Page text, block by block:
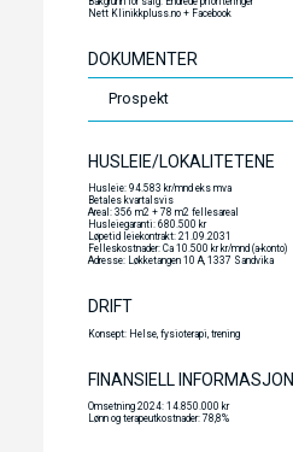
Nett Klinikkpluss.no + Facebook
DOKUMENTER
Prospekt
HUSLEIE/LOKALITETENE
Husleie: 94.583 kr/mnd eks mva
Betales kvartalsvis
Areal: 356 m2 + 78 m2 fellesareal
Husleiegaranti: 680.500 kr
Løpetid leiekontrakt: 21.09.2031
Felleskostnader: Ca 10.500 kr kr/mnd (a-konto)
Adresse: Løkketangen 10 A, 1337 Sandvika
DRIFT
Konsept: Helse, fysioterapi, trening
FINANSIELL INFORMASJON
Omsetning 2024: 14.850.000 kr
Lønn og terapeutkostnader: 78,8%